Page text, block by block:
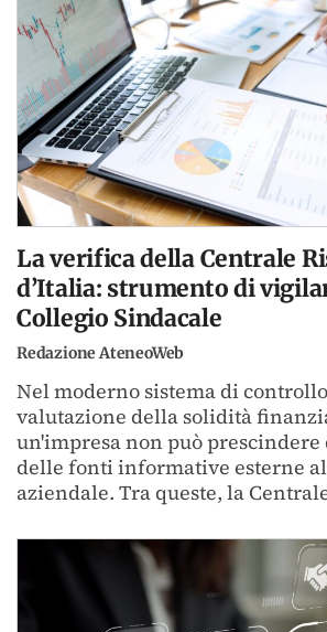
La verifica della Centrale
d’Italia: strumento di
Collegio Sindacale
Redazione AteneoWeb
Nel moderno sistema di
valutazione della solidità
un'impresa non può
delle fonti informative esterne
aziendale. Tra queste, la